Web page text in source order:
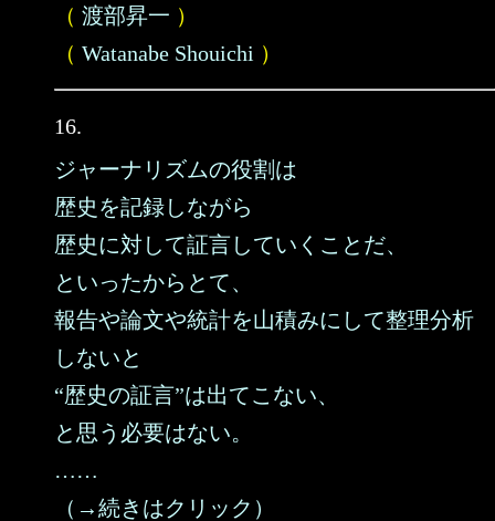
（ 渡部昇一 ）
（ Watanabe Shouichi ）
16.
ジャーナリズムの役割は
歴史を記録しながら
歴史に対して証言していくことだ、
といったからとて、
報告や論文や統計を山積みにして整理分析
しないと
“歴史の証言”は出てこない、
と思う必要はない。
……
（→続きはクリック）